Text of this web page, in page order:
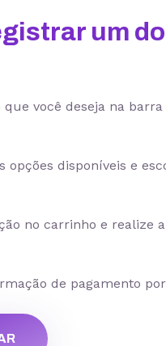
um
que você deseja na
opções disponíveis e
no carrinho e realize
de pagamento